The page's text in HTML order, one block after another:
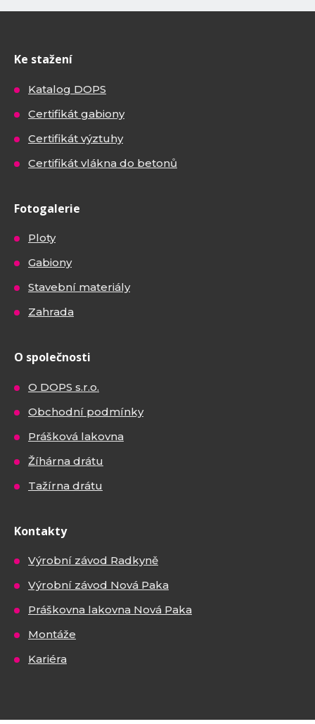
Ke stažení
Katalog DOPS
Certifikát gabiony
Certifikát výztuhy
Certifikát vlákna do betonů
Fotogalerie
Ploty
Gabiony
Stavební materiály
Zahrada
O společnosti
O DOPS s.r.o.
Obchodní podmínky
Prášková lakovna
Žíhárna drátu
Tažírna drátu
Kontakty
Výrobní závod Radkyně
Výrobní závod Nová Paka
Práškovna lakovna Nová Paka
Montáže
Kariéra